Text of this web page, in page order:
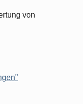
von